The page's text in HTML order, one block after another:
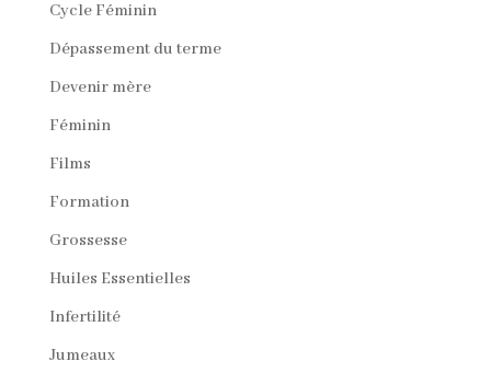
Cycle Féminin
Dépassement du terme
Devenir mère
Féminin
Films
Formation
Grossesse
Huiles Essentielles
Infertilité
Jumeaux